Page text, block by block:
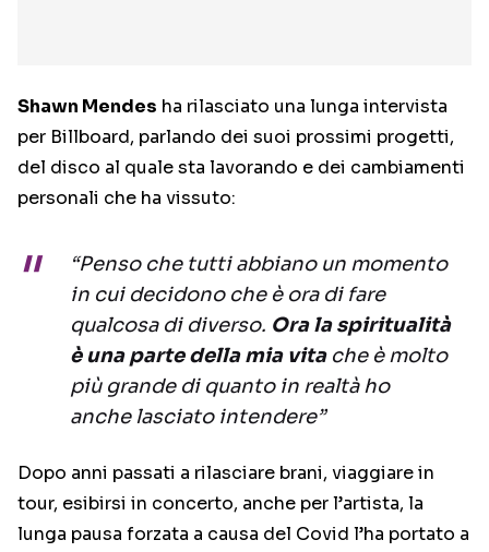
Shawn Mendes ha rilasciato una lunga intervista
per Billboard, parlando dei suoi prossimi progetti,
del disco al quale sta lavorando e dei cambiamenti
personali che ha vissuto:
“Penso che tutti abbiano un momento
in cui decidono che è ora di fare
qualcosa di diverso. Ora la spiritualità
è una parte della mia vitache è molto
più grande di quanto in realtà ho
anche lasciato intendere”
Dopo anni passati a rilasciare brani, viaggiare in
tour, esibirsi in concerto, anche per l’artista, la
lunga pausa forzata a causa del Covid l’ha portato a